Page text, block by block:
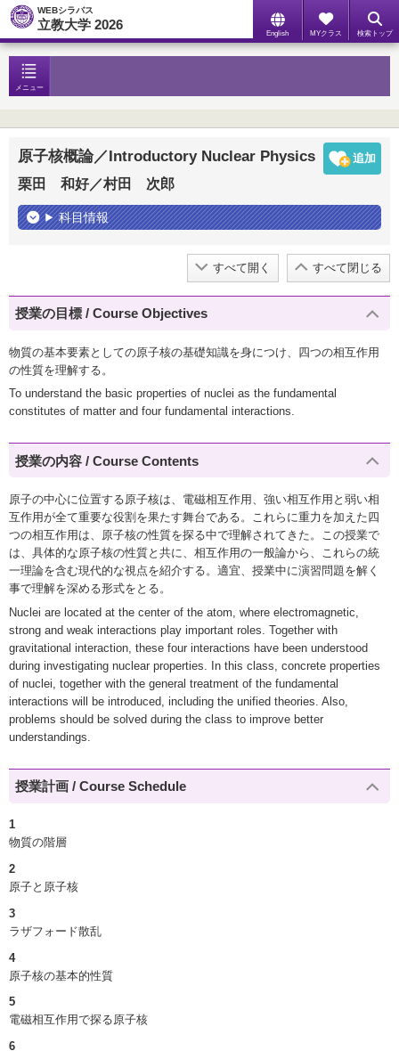
WEBシラバス
立教大学 2026
English MYクラス 検索トップ
メニュー
原子核概論／Introductory Nuclear Physics
栗田 和好／村田 次郎
科目情報
すべて開く すべて閉じる
授業の目標 / Course Objectives
物質の基本要素としての原子核の基礎知識を身につけ、四つの相互作用
の性質を理解する。
To understand the basic properties of nuclei as the fundamental
constitutes of matter and four fundamental interactions.
授業の内容 / Course Contents
原子の中心に位置する原子核は、電磁相互作用、強い相互作用と弱い相
互作用が全て重要な役割を果たす舞台である。これらに重力を加えた四
つの相互作用は、原子核の性質を探る中で理解されてきた。この授業で
は、具体的な原子核の性質と共に、相互作用の一般論から、これらの統
一理論を含む現代的な視点を紹介する。適宜、授業中に演習問題を解く
事で理解を深める形式をとる。
Nuclei are located at the center of the atom, where electromagnetic,
strong and weak interactions play important roles. Together with
gravitational interaction, these four interactions have been understood
during investigating nuclear properties. In this class, concrete properties
of nuclei, together with the general treatment of the fundamental
interactions will be introduced, including the unified theories. Also,
problems should be solved during the class to improve better
understandings.
授業計画 / Course Schedule
1
物質の階層
2
原子と原子核
3
ラザフォード散乱
4
原子核の基本的性質
5
電磁相互作用で探る原子核
6